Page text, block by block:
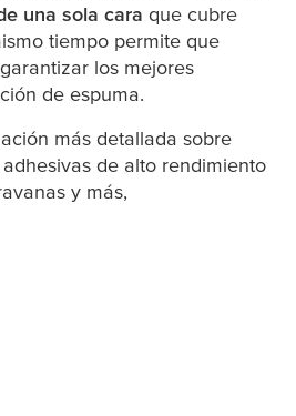
una sola cara que cubre
tiempo permite que
los mejores
de espuma.
más detallada sobre
de alto rendimiento
y más,